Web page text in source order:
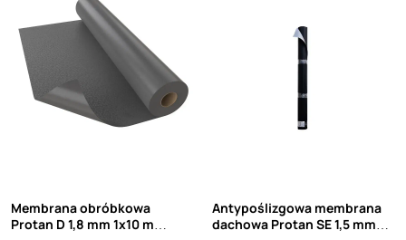
Membrana obróbkowa
Protan D 1,8 mm 1x10 m
Antypoślizgowa membrana
dachowa Protan SE 1,5 mm